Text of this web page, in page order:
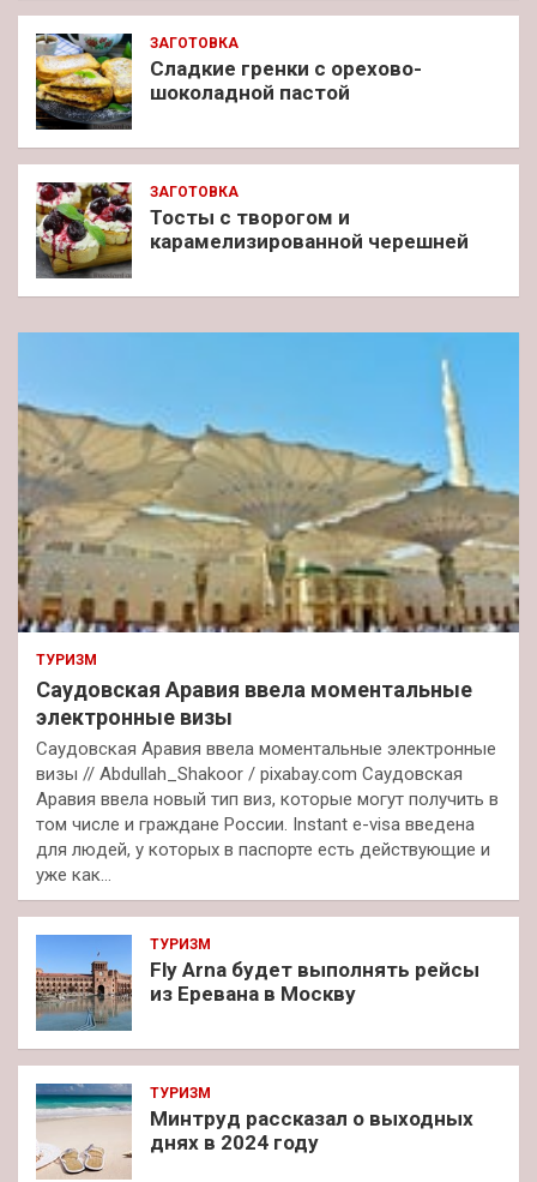
ЗАГОТОВКА
Сладкие гренки с орехово-
шоколадной пастой
ЗАГОТОВКА
Тосты с творогом и
карамелизированной черешней
ТУРИЗМ
Саудовская Аравия ввела моментальные
электронные визы
Саудовская Аравия ввела моментальные электронные
визы // Abdullah_Shakoor / pixabay.com Саудовская
Аравия ввела новый тип виз, которые могут получить в
том числе и граждане России. Instant e-visa введена
для людей, у которых в паспорте есть действующие и
уже как…
ТУРИЗМ
Fly Arna будет выполнять рейсы
из Еревана в Москву
ТУРИЗМ
Минтруд рассказал о выходных
днях в 2024 году